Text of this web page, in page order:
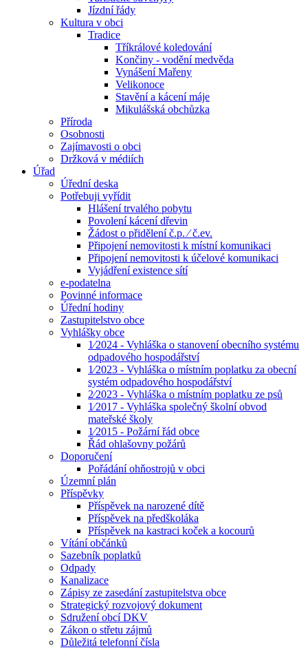
Jízdní řády
Kultura v obci
Tradice
Tříkrálové koledování
Končiny - vodění medvěda
Vynášení Mařeny
Velikonoce
Stavění a kácení máje
Mikulášská obchůzka
Příroda
Osobnosti
Zajímavosti o obci
Držková v médiích
Úřad
Úřední deska
Potřebuji vyřídit
Hlášení trvalého pobytu
Povolení kácení dřevin
Žádost o přidělení č.p. ⁄ č.ev.
Připojení nemovitosti k místní komunikaci
Připojení nemovitosti k účelové komunikaci
Vyjádření existence sítí
e-podatelna
Povinné informace
Úřední hodiny
Zastupitelstvo obce
Vyhlášky obce
1⁄2024 - Vyhláška o stanovení obecního systému
odpadového hospodářství
1⁄2023 - Vyhláška o místním poplatku za obecní
systém odpadového hospodářství
2⁄2023 - Vyhláška o místním poplatku ze psů
1⁄2017 - Vyhláška společný školní obvod
mateřské školy
1⁄2015 - Požární řád obce
Řád ohlašovny požárů
Doporučení
Pořádání ohňostrojů v obci
Územní plán
Příspěvky
Příspěvek na narozené dítě
Příspěvek na předškoláka
Příspěvek na kastraci koček a kocourů
Vítání občánků
Sazebník poplatků
Odpady
Kanalizace
Zápisy ze zasedání zastupitelstva obce
Strategický rozvojový dokument
Sdružení obcí DKV
Zákon o střetu zájmů
Důležitá telefonní čísla